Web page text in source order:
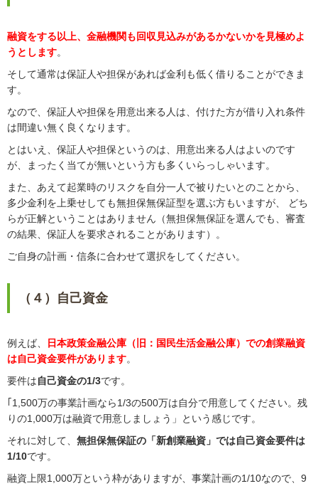
融資をする以上、金融機関も回収見込みがあるかないかを見極めよ
うとします。
そして通常は保証人や担保があれば金利も低く借りることができま
す。
なので、保証人や担保を用意出来る人は、付けた方が借り入れ条件
は間違い無く良くなります。
とはいえ、保証人や担保というのは、用意出来る人はよいのです
が、まったく当てが無いという方も多くいらっしゃいます。
また、あえて起業時のリスクを自分一人で被りたいとのことから、
多少金利を上乗せしても無担保無保証型を選ぶ方もいますが、 どち
らが正解ということはありません（無担保無保証を選んでも、審査
の結果、保証人を要求されることがあります）。
ご自身の計画・信条に合わせて選択をしてください。
（４）自己資金
例えば、
日本政策金融公庫（旧：国民生活金融公庫）での創業融資
は自己資金要件があります。
要件は自己資金の1/3です。
｢1,500万の事業計画なら1/3の500万は自分で用意してください。残
りの1,000万は融資で用意しましょう」という感じです。
それに対して、 無担保無保証の「新創業融資」では自己資金要件は
1/10です。
融資上限1,000万という枠がありますが、事業計画の1/10なので、9